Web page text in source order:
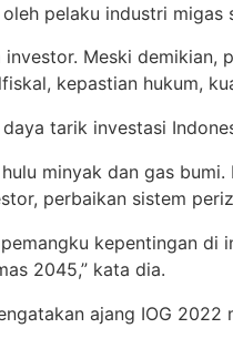
oleh pelaku industri migas
investor. Meski demikian,
fiskal, kepastian hukum,
daya tarik investasi
hulu minyak dan gas bumi.
perbaikan sistem
pemangku kepentingan di
2045,” kata dia.
ajang IOG 2022